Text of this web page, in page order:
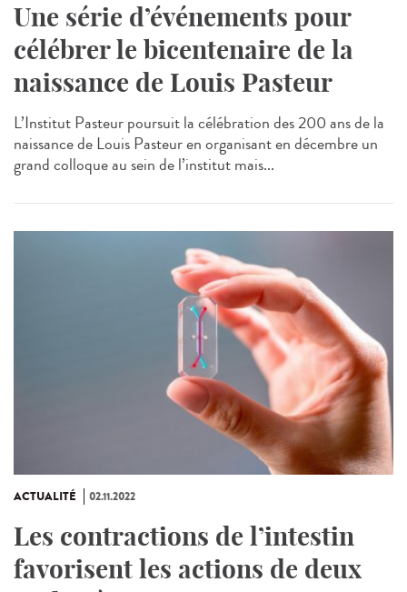
Une série d’événements pour
célébrer le bicentenaire de la
naissance de Louis Pasteur
L’Institut Pasteur poursuit la célébration des 200 ans de la
naissance de Louis Pasteur en organisant en décembre un
grand colloque au sein de l’institut mais...
ACTUALITÉ 02.11.2022
Les contractions de l’intestin
favorisent les actions de deux